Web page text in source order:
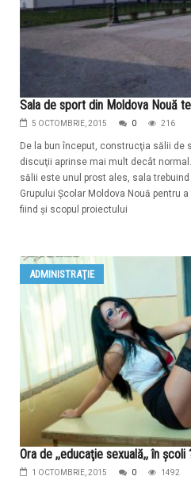
Sala de sport din Moldova Nouă
5 OCTOMBRIE, 2015 0 216
De la bun început, construcţia sălii de
discuţii aprinse mai mult decât
sălii este unul prost ales, sala
Grupului Şcolar Moldova Nouă pentru
fiind şi scopul proiectului
ADMINISTRAŢIE
Ora de ,,educaţie sexuală,, în şcoli
1 OCTOMBRIE, 2015 0 1492